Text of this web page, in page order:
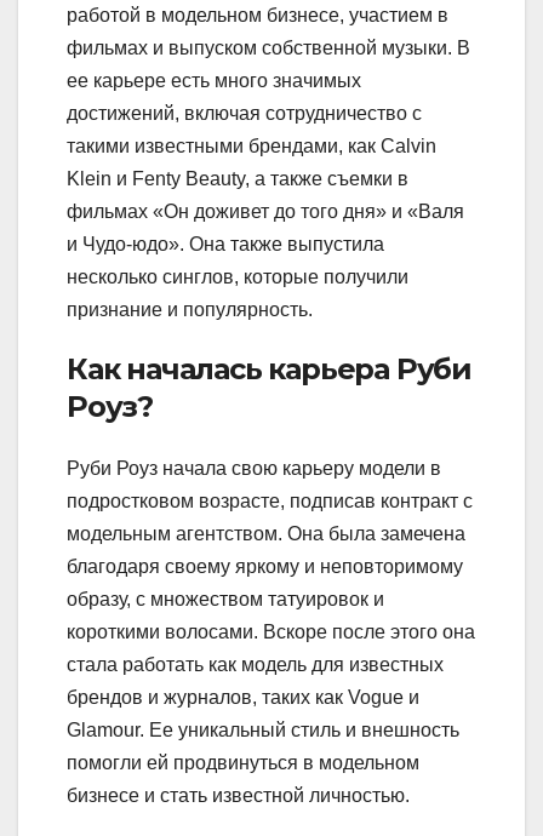
работой в модельном бизнесе, участием в
фильмах и выпуском собственной музыки. В
ее карьере есть много значимых
достижений, включая сотрудничество с
такими известными брендами, как Calvin
Klein и Fenty Beauty, а также съемки в
фильмах «Он доживет до того дня» и «Валя
и Чудо-юдо». Она также выпустила
несколько синглов, которые получили
признание и популярность.
Как началась карьера Руби
Роуз?
Руби Роуз начала свою карьеру модели в
подростковом возрасте, подписав контракт с
модельным агентством. Она была замечена
благодаря своему яркому и неповторимому
образу, с множеством татуировок и
короткими волосами. Вскоре после этого она
стала работать как модель для известных
брендов и журналов, таких как Vogue и
Glamour. Ее уникальный стиль и внешность
помогли ей продвинуться в модельном
бизнесе и стать известной личностью.